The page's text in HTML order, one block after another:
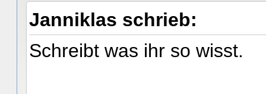
Janniklas schrieb:
Schreibt was ihr so wisst.